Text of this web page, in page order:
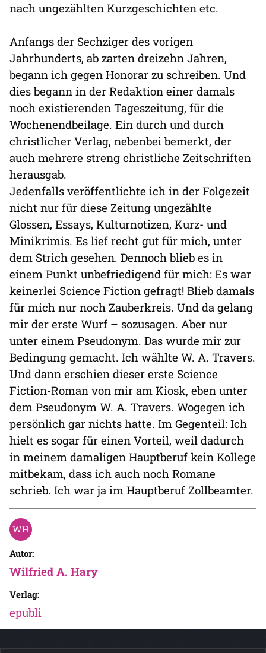
nach ungezählten Kurzgeschichten etc.
Anfangs der Sechziger des vorigen
Jahrhunderts, ab zarten dreizehn Jahren,
begann ich gegen Honorar zu schreiben. Und
dies begann in der Redaktion einer damals
noch existierenden Tageszeitung, für die
Wochenendbeilage. Ein durch und durch
christlicher Verlag, nebenbei bemerkt, der
auch mehrere streng christliche Zeitschriften
herausgab.
Jedenfalls veröffentlichte ich in der Folgezeit
nicht nur für diese Zeitung ungezählte
Glossen, Essays, Kulturnotizen, Kurz- und
Minikrimis. Es lief recht gut für mich, unter
dem Strich gesehen. Dennoch blieb es in
einem Punkt unbefriedigend für mich: Es war
keinerlei Science Fiction gefragt! Blieb damals
für mich nur noch Zauberkreis. Und da gelang
mir der erste Wurf – sozusagen. Aber nur
unter einem Pseudonym. Das wurde mir zur
Bedingung gemacht. Ich wählte W. A. Travers.
Und dann erschien dieser erste Science
Fiction-Roman von mir am Kiosk, eben unter
dem Pseudonym W. A. Travers. Wogegen ich
persönlich gar nichts hatte. Im Gegenteil: Ich
hielt es sogar für einen Vorteil, weil dadurch
in meinem damaligen Hauptberuf kein Kollege
mitbekam, dass ich auch noch Romane
schrieb. Ich war ja im Hauptberuf Zollbeamter.
Autor:
Wilfried A. Hary
Verlag:
epubli